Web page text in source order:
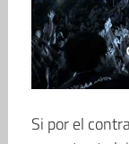
Si por el